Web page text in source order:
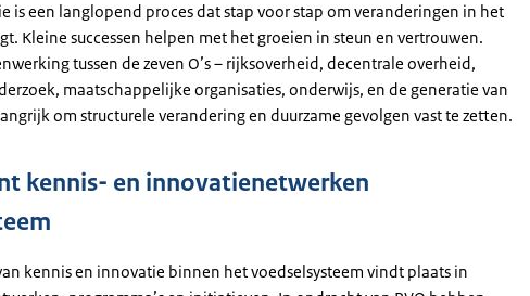
is een langlopend proces dat stap voor stap om veranderingen in het
Kleine successen helpen met het groeien in steun en vertrouwen.
tussen de zeven O’s – rijksoverheid, decentrale overheid,
maatschappelijke organisaties, onderwijs, en de generatie van
om structurele verandering en duurzame gevolgen vast te zetten.
kennis- en innovatienetwerken
kennis en innovatie binnen het voedselsysteem vindt plaats in